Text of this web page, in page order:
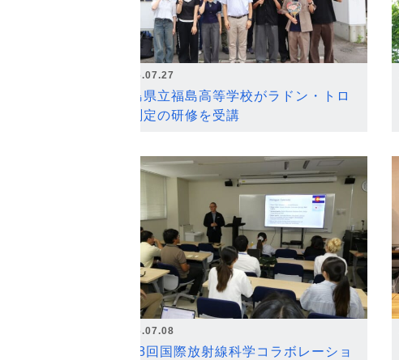
2026.07.27
福島県立福島高等学校がラドン・トロ
ン測定の研修を受講
2026.07.08
第18回国際放射線科学コラボレーショ